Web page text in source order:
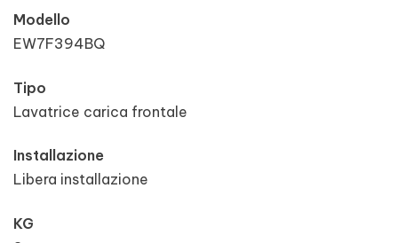
Modello
EW7F394BQ
Tipo
Lavatrice carica frontale
Installazione
Libera installazione
KG